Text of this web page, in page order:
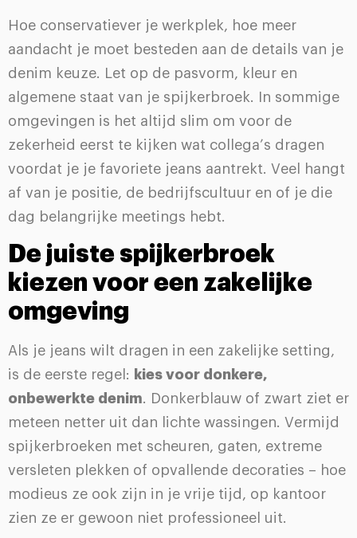
Hoe conservatiever je werkplek, hoe meer
aandacht je moet besteden aan de details van je
denim keuze. Let op de pasvorm, kleur en
algemene staat van je spijkerbroek. In sommige
omgevingen is het altijd slim om voor de
zekerheid eerst te kijken wat collega’s dragen
voordat je je favoriete jeans aantrekt. Veel hangt
af van je positie, de bedrijfscultuur en of je die
dag belangrijke meetings hebt.
De juiste spijkerbroek
kiezen voor een zakelijke
omgeving
Als je jeans wilt dragen in een zakelijke setting,
is de eerste regel:
kies voor donkere,
onbewerkte denim. Donkerblauw of zwart ziet er
meteen netter uit dan lichte wassingen. Vermijd
spijkerbroeken met scheuren, gaten, extreme
versleten plekken of opvallende decoraties – hoe
modieus ze ook zijn in je vrije tijd, op kantoor
zien ze er gewoon niet professioneel uit.